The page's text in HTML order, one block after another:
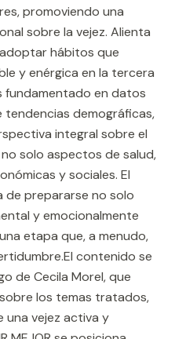
promoviendo una
sobre la vejez. Alienta
hábitos que
y enérgica en la tercera
fundamentado en datos
demográficas,
integral sobre el
solo aspectos de salud,
y sociales. El
de prepararse no solo
y emocionalmente
etapa que, a menudo,
contenido se
de Cecila Morel, que
los temas tratados,
una vejez activa y